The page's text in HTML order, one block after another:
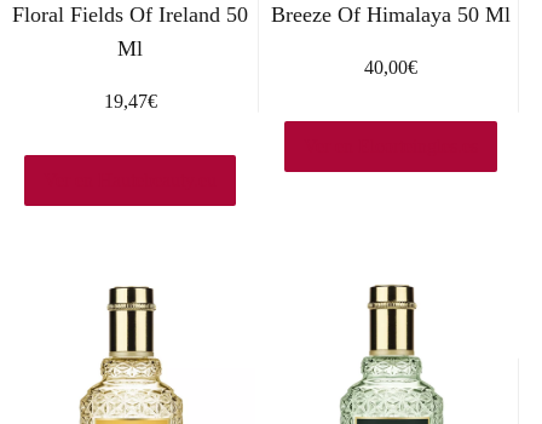
Floral Fields Of Ireland 50
Ml
19,47€
Breeze Of Himalaya 50 Ml
40,00€